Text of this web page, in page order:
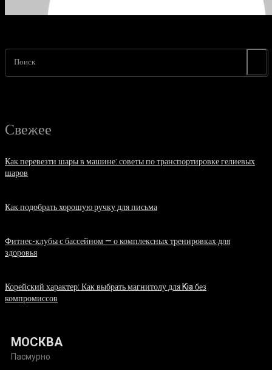
Поиск
Свежее
Как перевезти шары в машине: советы по транспортировке гелиевых
шаров
Как подобрать хорошую ручку для письма
Фитнес-клубы с бассейном — о комплексных тренировках для
здоровья
Корейский характер: Как выбрать магнитолу для Kia без
компромиссов
МОСКВА
Пасмурно